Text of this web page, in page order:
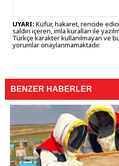
UYARI: Küfür, hakaret, rencide
saldırı içeren, imla kuralları ile
Türkçe karakter kullanılmayan ve
yorumlar onaylanmamaktadır.
BENZER HABERLER